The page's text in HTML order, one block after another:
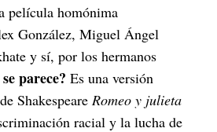
película homónima
González, Miguel Ángel
y sí, por los hermanos
parece? Es una versión
Shakespeare Romeo y julieta
racial y la lucha de